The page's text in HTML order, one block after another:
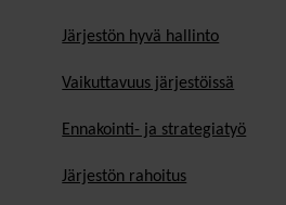
Järjestön hyvä hallinto
Vaikuttavuus järjestöissä
Ennakointi- ja strategiatyö
Järjestön rahoitus